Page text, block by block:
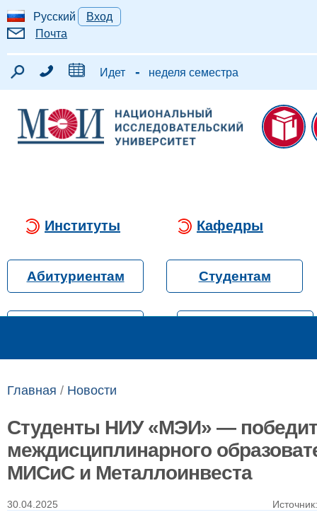
Русский
Вход
Почта
Идет - неделя семестра
Институты Кафедры
Абитуриентам Студентам
Главная / Новости
Студенты НИУ «МЭИ» —
междисциплинарного
МИСиС и Металлоинвеста
30.04.2025